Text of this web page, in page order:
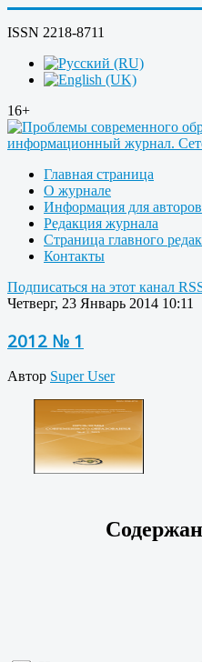
ISSN 2218-8711
16+
Главная страница
О журнале
Информация для авторов
Редакция журнала
Страница главного
Контакты
Подписаться на этот канал
Четверг, 23 Январь 2014 10:11
2012 № 1
Автор Super User